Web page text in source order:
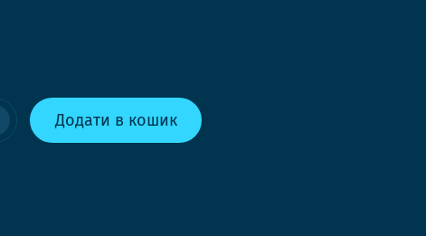
Додати в кошик